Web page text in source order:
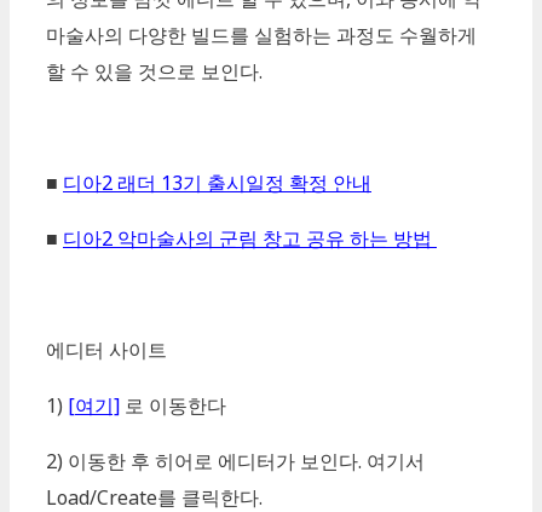
마술사의 다양한 빌드를 실험하는 과정도 수월하게
할 수 있을 것으로 보인다.
■ 디아2 래더 13기 출시일정 확정 안내
■ 디아2 악마술사의 군림 창고 공유 하는 방법
에디터 사이트
1) [여기] 로 이동한다
2) 이동한 후 히어로 에디터가 보인다. 여기서
Load/Create를 클릭한다.